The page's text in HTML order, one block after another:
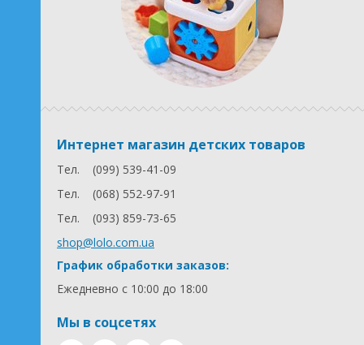
Интернет магазин детских товаров
Тел.
(099) 539-41-09
Тел.
(068) 552-97-91
Тел.
(093) 859-73-65
shop@lolo.com.ua
График обработки заказов:
Ежедневно с 10:00 до 18:00
Мы в соцсетях